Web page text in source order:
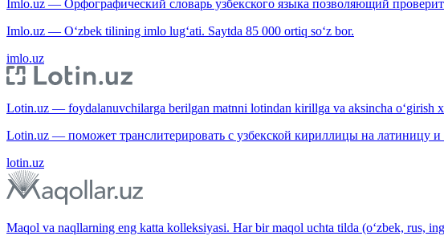
Imlo.uz — Орфографический словарь узбекского языка позволяющий
Imlo.uz — O‘zbek tilining imlo lug‘ati. Saytda 85 000 ortiq so‘z bor.
imlo.uz
Lotin.uz — foydalanuvchilarga berilgan matnni lotindan kirillga va aksincha o‘girish
Lotin.uz — поможет транслитерировать с узбекской кириллицы на латиницу и
lotin.uz
Maqol va naqllarning eng katta kolleksiyasi. Har bir maqol uchta tilda (o‘zbek, rus,